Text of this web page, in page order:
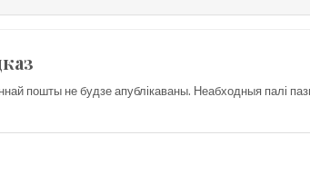
пошты не будзе апублікаваны. Неабходныя палі